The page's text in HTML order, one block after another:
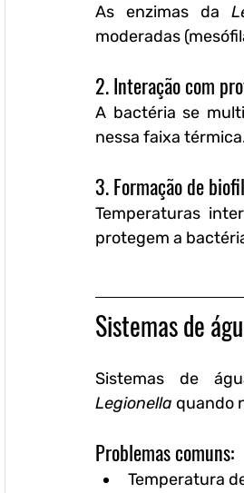
As enzimas da
moderadas
2. Interação com
A bactéria se
nessa faixa
3. Formação de
Temperaturas
protegem a
Sistemas de
Legionella quando
Problemas comuns:
Temperatura